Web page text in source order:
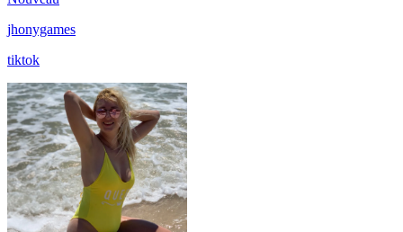
jhonygames
tiktok